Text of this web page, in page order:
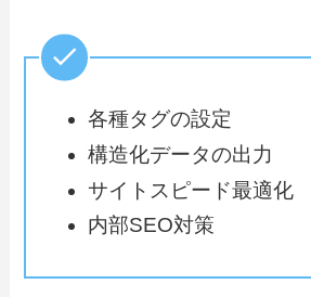
各種タグの設定
構造化データの出力
サイトスピード最適化
内部SEO対策